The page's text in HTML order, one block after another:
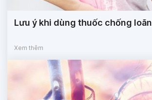
Lưu ý khi dùng thuốc chống
Xem thêm